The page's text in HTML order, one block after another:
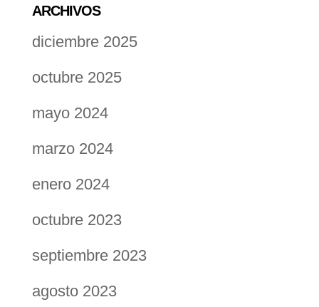
ARCHIVOS
diciembre 2025
octubre 2025
mayo 2024
marzo 2024
enero 2024
octubre 2023
septiembre 2023
agosto 2023